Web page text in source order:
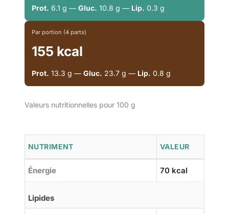
Prot. 6.1 g — Gluc. 10.8 g — Lip. 0.3 g
Par portion (4 parts)
155 kcal
Prot. 13.3 g — Gluc. 23.7 g — Lip. 0.8 g
Valeurs nutritionnelles pour 100 g
NUTRIMENT VALEUR
Énergie 70 kcal
Lipides